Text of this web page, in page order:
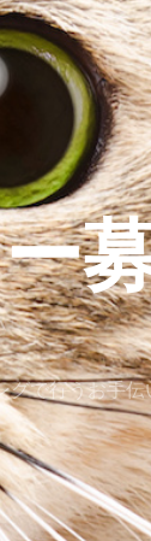
募
で行うお手